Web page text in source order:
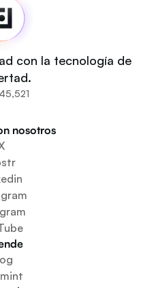
fuente
For
aplicación
comunitario
de monedero
de la federación
con la tecnología de
nosotros